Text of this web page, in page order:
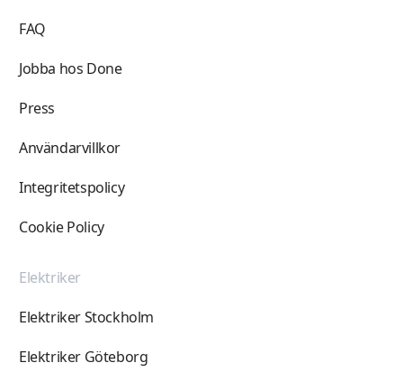
FAQ
Jobba hos Done
Press
Användarvillkor
Integritetspolicy
Cookie Policy
Elektriker
Elektriker Stockholm
Elektriker Göteborg